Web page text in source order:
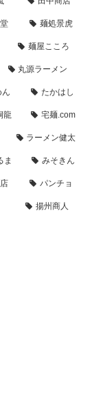
麺処景虎
麺屋こころ
丸源ラーメン
ん たかはし
龍 宅麺.com
ラーメン健太
ま みそきん
パンチョ
揚州商人